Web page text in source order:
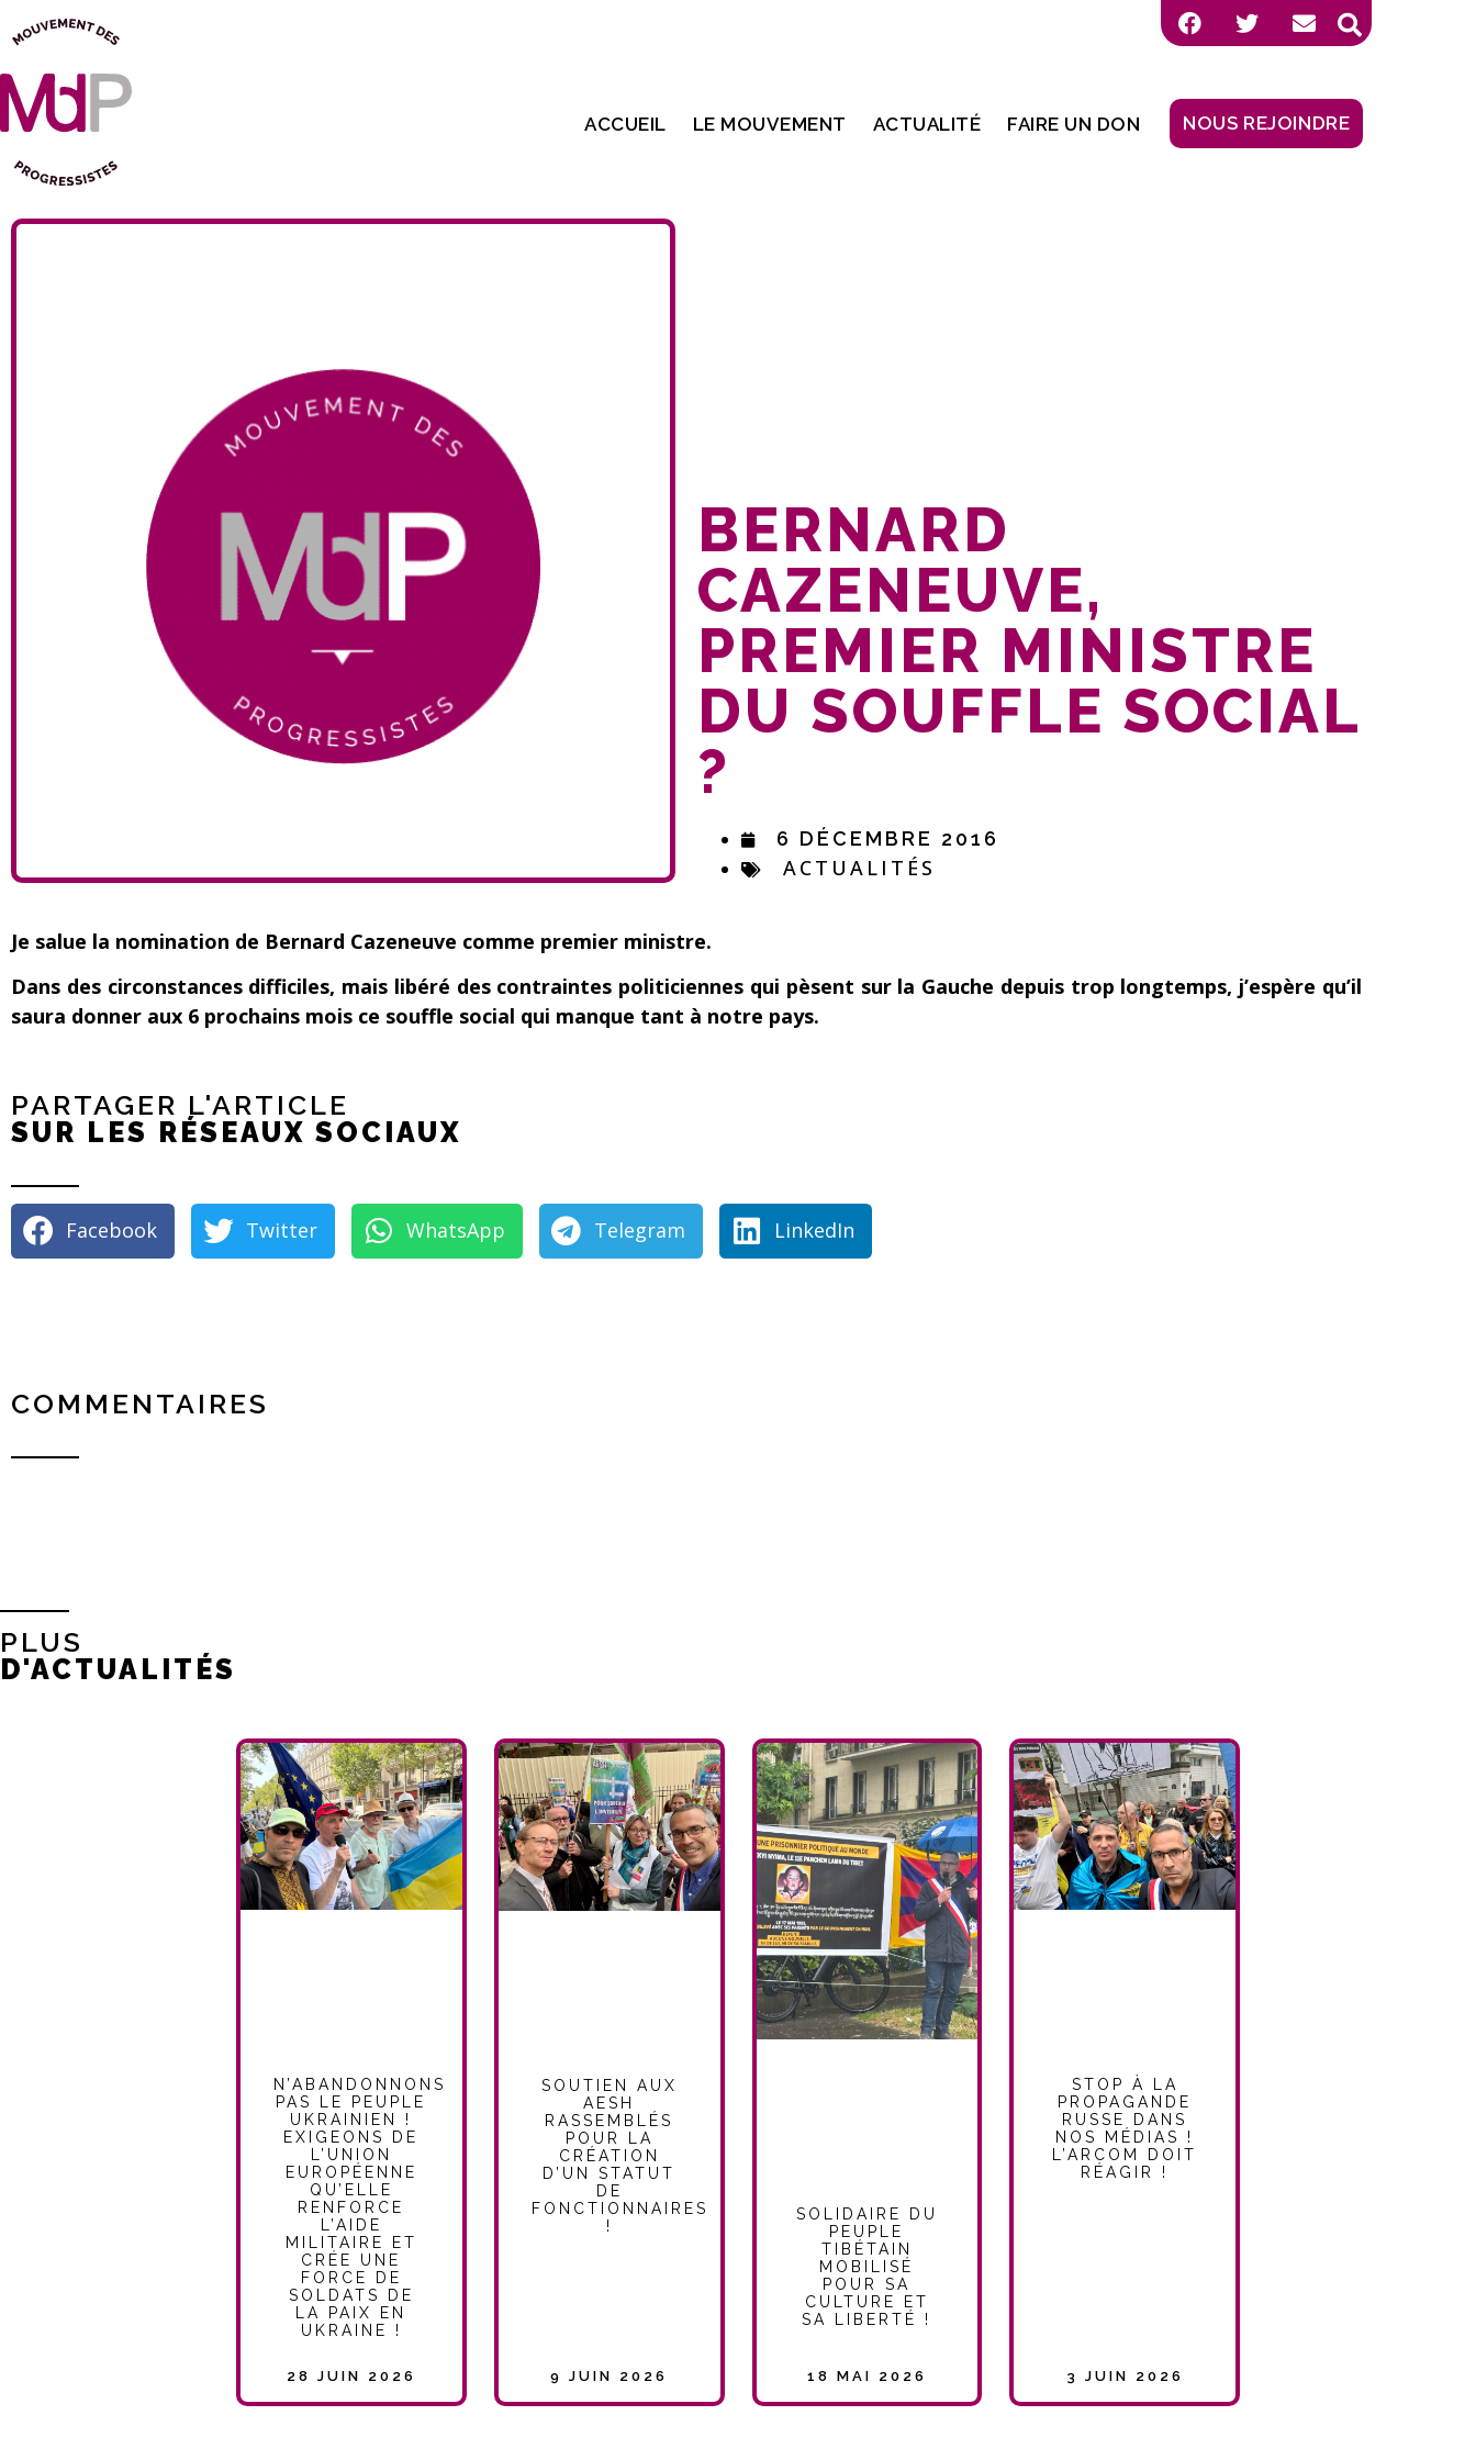
ACCUEIL LE MOUVEMENT ACTUALITÉ FAIRE UN DON NOUS REJOINDRE
BERNARD
CAZENEUVE,
PREMIER MINISTRE
DU SOUFFLE SOCIAL
?
6 DÉCEMBRE 2016
ACTUALITÉS
Je salue la nomination de Bernard Cazeneuve comme premier ministre.
Dans des circonstances difficiles, mais libéré des contraintes politiciennes qui pèsent sur la Gauche depuis trop longtemps, j’espère qu’il
saura donner aux 6 prochains mois ce souffle social qui manque tant à notre pays.
PARTAGER L'ARTICLE
SUR LES RÉSEAUX SOCIAUX
Facebook Twitter WhatsApp Telegram LinkedIn
COMMENTAIRES
PLUS
D'ACTUALITÉS
N’ABANDONNONS
PAS LE PEUPLE
UKRAINIEN !
EXIGEONS DE
L’UNION
EUROPÉENNE
QU’ELLE
RENFORCE
L’AIDE
MILITAIRE ET
CRÉE UNE
FORCE DE
SOLDATS DE
LA PAIX EN
UKRAINE !
28 JUIN 2026
SOUTIEN AUX
AESH
RASSEMBLÉS
POUR LA
CRÉATION
D’UN STATUT
DE
FONCTIONNAIRES
!
9 JUIN 2026
SOLIDAIRE DU
PEUPLE
TIBÉTAIN
MOBILISÉ
POUR SA
CULTURE ET
SA LIBERTÉ !
18 MAI 2026
STOP À LA
PROPAGANDE
RUSSE DANS
NOS MÉDIAS !
L’ARCOM DOIT
RÉAGIR !
3 JUIN 2026